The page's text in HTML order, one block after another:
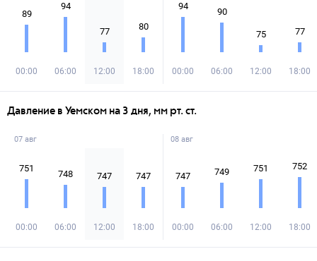
89
00:00
94
06:00
77
12:00
80
18:00
94
00:00
90
06:00
75
12:00
77
18:00
Давление в Уемском на 3 дня, мм рт. ст.
07 авг
751
00:00
748
06:00
747
12:00
747
18:00
08 авг
747
00:00
749
06:00
751
12:00
752
18:00